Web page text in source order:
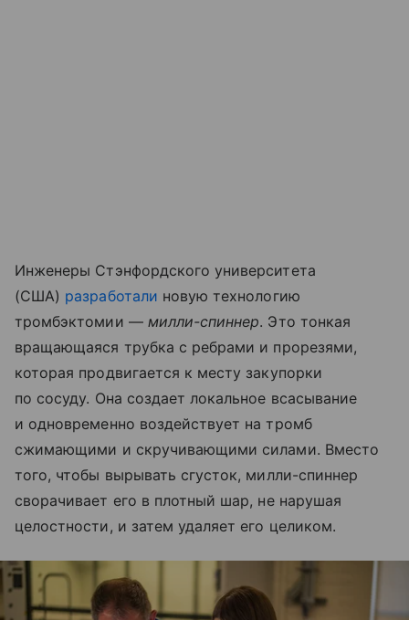
Инженеры Стэнфордского университета
(США) разработали новую технологию
тромбэктомии — милли-спиннер. Это тонкая
вращающаяся трубка с ребрами и прорезями,
которая продвигается к месту закупорки
по сосуду. Она создает локальное всасывание
и одновременно воздействует на тромб
сжимающими и скручивающими силами. Вместо
того, чтобы вырывать сгусток, милли-спиннер
сворачивает его в плотный шар, не нарушая
целостности, и затем удаляет его целиком.